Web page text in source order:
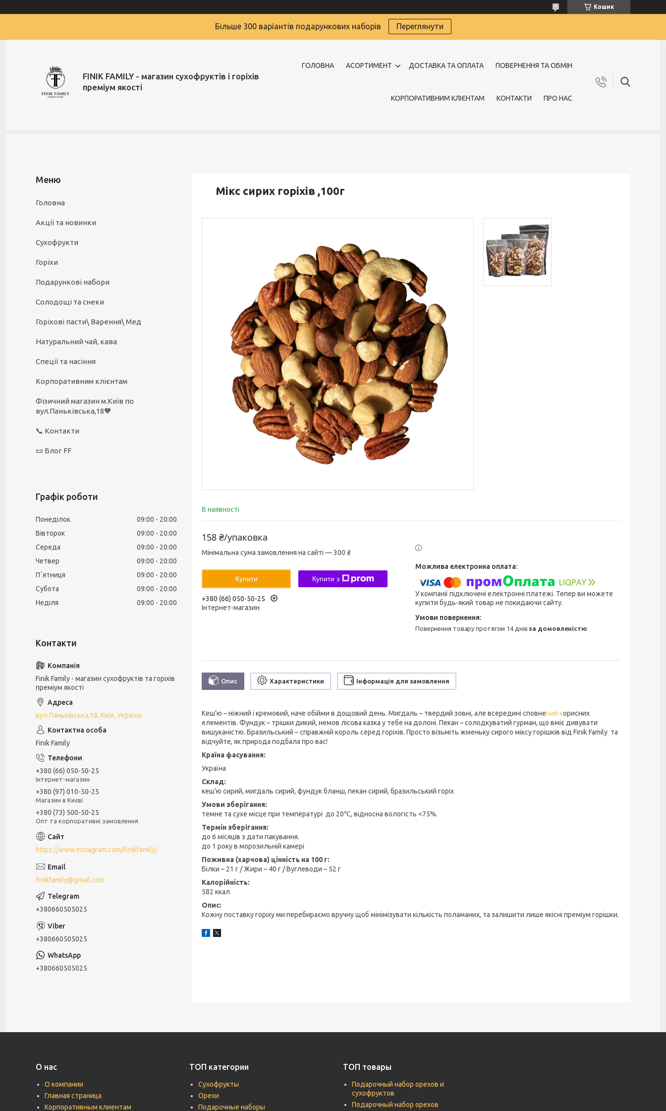
Кошик
Більше 300 варіантів подарункових наборів Переглянути
FINIK FAMILY - магазин сухофруктів і горіхів
преміум якості
ГОЛОВНА АСОРТИМЕНТ ДОСТАВКА ТА ОПЛАТА ПОВЕРНЕННЯ ТА ОБМІН
КОРПОРАТИВНИМ КЛІЄНТАМ КОНТАКТИ ПРО НАС
Мікс сирих горіхів ,100г
В наявності
158 ₴/упаковка
Мінімальна сума замовлення на сайті — 300 ₴
Купити Купити з
+380 (66) 050-50-25
Інтернет-магазин
У компанії підключені електронні платежі. Тепер ви можете
купити будь-який товар не покидаючи сайту.
повернення товару протягом 14 днівза домовленістю
Опис Характеристики Інформація для замовлення
Кеш’ю – ніжний і кремовий, наче обійми в дощовий день. Мигдаль – твердий зовні, але всередині сповнений корисних
елементів. Фундук – трішки дикий, немов лісова казка у тебе на долоні. Пекан – солодкуватий гурман, що вміє дивувати
вишуканістю. Бразильський – справжній король серед горіхів. Просто візьміть жменьку сирого міксу горішків від Finik Family та
відчуйте, як природа подбала про вас!
Країна фасування:
Україна
Склад:
кеш’ю сирий, мигдаль сирий, фундук бланш, пекан сирий, бразильський горіх
Умови зберігання:
темне та сухе місце при температурі до 20℃, відносна вологість <75%.
Термін зберігання:
до 6 місяців з дати пакування.
до 1 року в морозильній камері
Поживна (харчова) цінність на 100 г:
Білки – 21 г / Жири – 40 г / Вуглеводи – 52 г
Калорійність:
582 ккал
Опис:
Кожну поставку горіху ми перебираємо вручну щоб мінімізувати кількість поламаних, та залишити лише якісні преміум горішки.
Головна
Акції та новинки
Сухофрукти
Горіхи
Подарункові набори
Солодощі та снеки
Горіхові пасти\ Варення\ Мед
Натуральний чай, кава
Спеції та насіння
Корпоративним клієнтам
Фізичний магазин м.Київ по
вул.Паньківська,18🧡
📞 Контакти
📜 Блог FF
Графік роботи
Понеділок 09:00
20:00
Вівторок
09:00
20:00
Середа
09:00
20:00
Четвер
09:00
20:00
Пʼятниця
09:00
20:00
Субота
09:00
20:00
Неділя
09:00 20:00
Finik Family - магазин сухофруктів та горіхів
преміум якості
вул.Паньківська,18, Київ, Україна
Finik Family
+380 (66) 050-50-25
Інтернет-магазин
+380 (97) 010-50-25
Магазин в Києві
+380 (73) 500-50-25
Опт та корпоративні замовлення
https://www.instagram.com/finikfamily/
finikfamily@gmail.com
+380660505025
+380660505025
+380660505025
О нас
О компании
Главная страница
Корпоративным клиентам
ТОП категории
Сухофрукты
Орехи
Подарочные наборы
ТОП товары
Подарочный набор орехов и
сухофруктов
Подарочный набор орехов